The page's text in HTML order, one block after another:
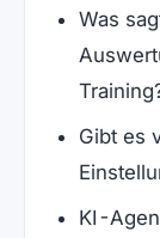
Was
Gibt es
KI-